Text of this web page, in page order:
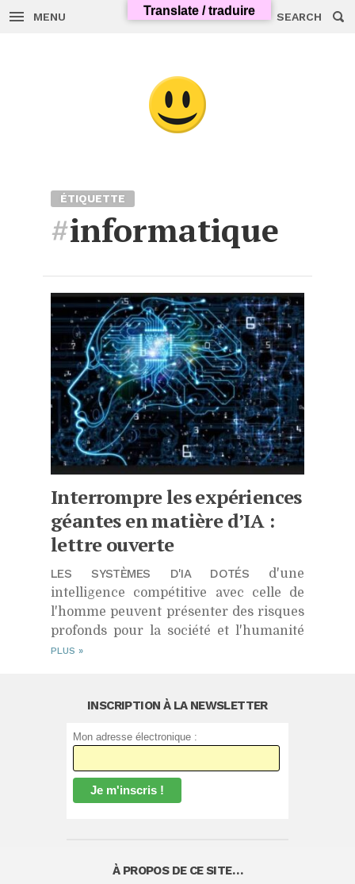
MENU SEARCH
ÉTIQUETTE
#informatique
Interrompre les expériences
géantes en matière d’IA :
lettre ouverte
LES SYSTÈMES D'IA DOTÉS d'une
intelligence compétitive avec celle de
l'homme peuvent présenter des risques
profonds pour la société et l'humanité
PLUS »
INSCRIPTION À LA NEWSLETTER
Mon adresse électronique :
À PROPOS DE CE SITE…
Translate / traduire